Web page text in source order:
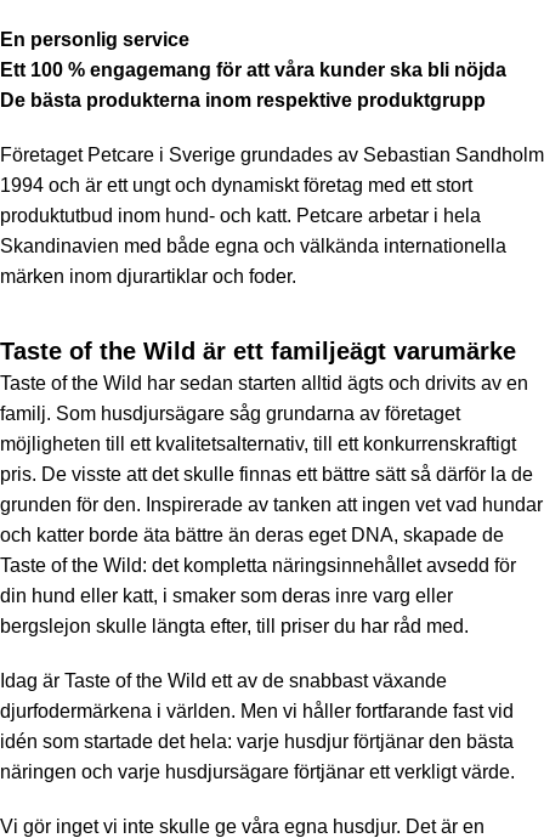
En personlig service
Ett 100 % engagemang för att våra kunder ska bli nöjda
De bästa produkterna inom respektive produktgrupp
Företaget Petcare i Sverige grundades av Sebastian Sandholm
1994 och är ett ungt och dynamiskt företag med ett stort
produktutbud inom hund- och katt. Petcare arbetar i hela
Skandinavien med både egna och välkända internationella
märken inom djurartiklar och foder.
Taste of the Wild är ett familjeägt varumärke
Taste of the Wild har sedan starten alltid ägts och drivits av en
familj. Som husdjursägare såg grundarna av företaget
möjligheten till ett kvalitetsalternativ, till ett konkurrenskraftigt
pris. De visste att det skulle finnas ett bättre sätt så därför la de
grunden för den. Inspirerade av tanken att ingen vet vad hundar
och katter borde äta bättre än deras eget DNA, skapade de
Taste of the Wild: det kompletta näringsinnehållet avsedd för
din hund eller katt, i smaker som deras inre varg eller
bergslejon skulle längta efter, till priser du har råd med.
Idag är Taste of the Wild ett av de snabbast växande
djurfodermärkena i världen. Men vi håller fortfarande fast vid
idén som startade det hela: varje husdjur förtjänar den bästa
näringen och varje husdjursägare förtjänar ett verkligt värde.
Vi gör inget vi inte skulle ge våra egna husdjur. Det är en